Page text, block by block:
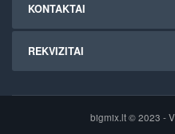
KONTAKTAI
REKVIZITAI
bigmix.lt © 2023 -